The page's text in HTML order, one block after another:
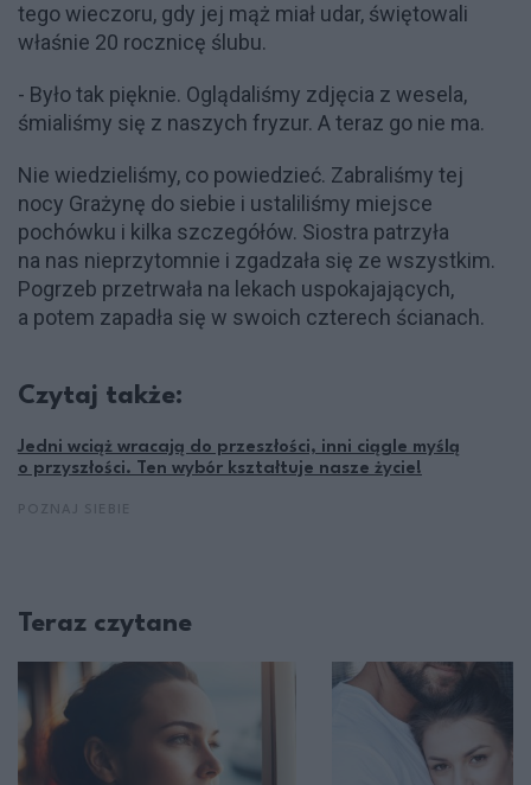
tego wieczoru, gdy jej mąż miał udar, świętowali
właśnie 20 rocznicę ślubu.
- Było tak pięknie. Oglądaliśmy zdjęcia z wesela,
śmialiśmy się z naszych fryzur. A teraz go nie ma.
Nie wiedzieliśmy, co powiedzieć. Zabraliśmy tej
nocy Grażynę do siebie i ustaliliśmy miejsce
pochówku i kilka szczegółów. Siostra patrzyła
na nas nieprzytomnie i zgadzała się ze wszystkim.
Pogrzeb przetrwała na lekach uspokajających,
a potem zapadła się w swoich czterech ścianach.
Czytaj także:
Jedni wciąż wracają do przeszłości, inni ciągle myślą
o przyszłości. Ten wybór kształtuje nasze życie!
Teraz czytane